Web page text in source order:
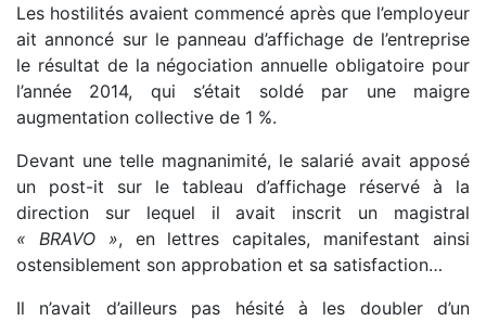
Les hostilités avaient commencé après que l’employeur
ait annoncé sur le panneau d’affichage de l’entreprise
le résultat de la négociation annuelle obligatoire pour
l’année 2014, qui s’était soldé par une maigre
augmentation collective de 1 %.
Devant une telle magnanimité, le salarié avait apposé
un post-it sur le tableau d’affichage réservé à la
direction sur lequel il avait inscrit un magistral
« BRAVO », en lettres capitales, manifestant ainsi
ostensiblement son approbation et sa satisfaction…
Il n’avait d’ailleurs pas hésité à les doubler d’un